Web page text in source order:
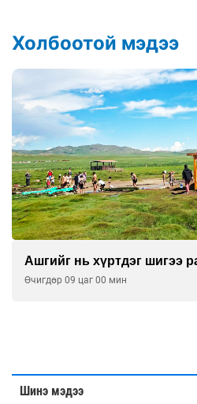
Холбоотой мэдээ
Ашгийг нь хүртдэг шигээ
Өчигдөр 09 цаг 00 мин
Шинэ мэдээ